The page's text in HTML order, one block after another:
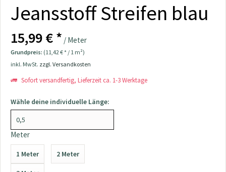
Jeansstoff Streifen blau
15,99 € * / Meter
Grundpreis: (11,42 € * / 1 m²)
inkl. MwSt. zzgl. Versandkosten
Sofort versandfertig, Lieferzeit ca. 1-3 Werktage
Wähle deine individuelle Länge:
Meter
1 Meter 2 Meter